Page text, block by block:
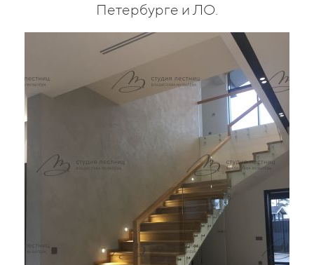
Петербурге и ЛО.